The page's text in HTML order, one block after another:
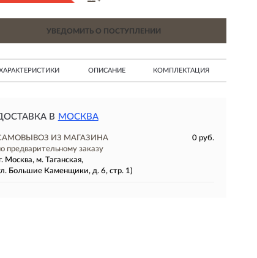
УВЕДОМИТЬ О ПОСТУПЛЕНИИ
ОПИСАНИЕ КОМПЛЕКТАЦИЯ
В МОСКВА
ИЗ МАГАЗИНА
0 руб.
предварительному заказу
Москва, м. Таганская,
Большие Каменщики, д. 6, стр. 1)